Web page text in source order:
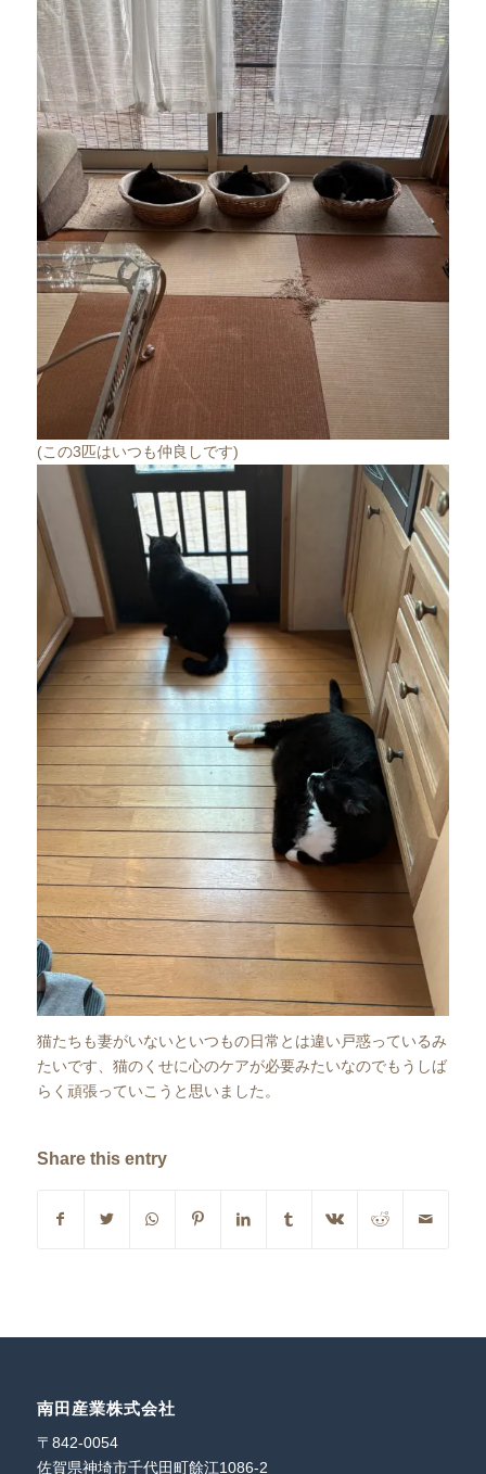
(この3匹はいつも仲良しです)
猫たちも妻がいないといつもの日常とは違い戸惑っているみ
たいです、猫のくせに心のケアが必要みたいなのでもうしば
らく頑張っていこうと思いました。
Share this entry
南田産業株式会社
〒842-0054
佐賀県神埼市千代田町餘江1086-2